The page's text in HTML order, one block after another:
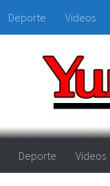
Deporte Videos
Deporte Videos